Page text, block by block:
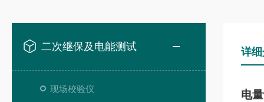
二次继保及电能测试
现场校验仪
详
电